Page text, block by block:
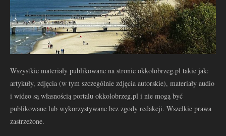
Wszystkie materiały publikowane na stronie okkolobrzeg.pl takie jak:
artykuły, zdjęcia (w tym szczególnie zdjęcia autorskie), materiały audio
i wideo są własnością portalu okkolobrzeg.pl i nie mogą być
publikowane lub wykorzystywane bez zgody redakcji. Wszelkie prawa
zastrzeżone.